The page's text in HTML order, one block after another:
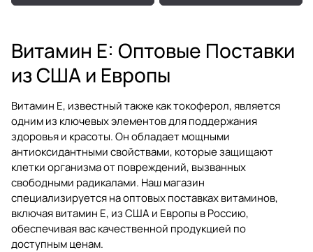
Витамин Е: Оптовые Поставки
из США и Европы
Витамин Е, известный также как токоферол, является
одним из ключевых элементов для поддержания
здоровья и красоты. Он обладает мощными
антиоксидантными свойствами, которые защищают
клетки организма от повреждений, вызванных
свободными радикалами. Наш магазин
специализируется на оптовых поставках витаминов,
включая витамин Е, из США и Европы в Россию,
обеспечивая вас качественной продукцией по
доступным ценам.